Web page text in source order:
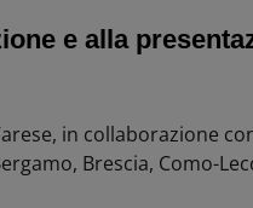
e alla
in collaborazione
Brescia, Como-